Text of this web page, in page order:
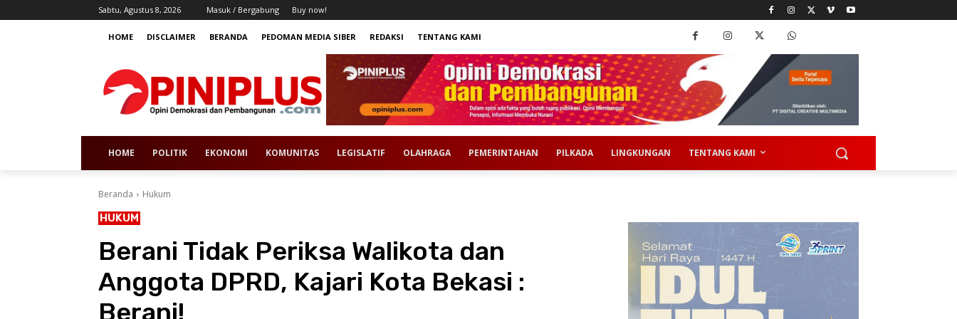
Sabtu, Agustus 8, 2026 Masuk / Bergabung Buy now!
HOME DISCLAIMER BERANDA PEDOMAN MEDIA SIBER REDAKSI TENTANG KAMI
HOME POLITIK EKONOMI KOMUNITAS LEGISLATIF OLAHRAGA PEMERINTAHAN PILKADA LINGKUNGAN TENTANG KAMI
Beranda Hukum
HUKUM
Berani Tidak Periksa Walikota dan
Anggota DPRD, Kajari Kota Bekasi :
Berani!